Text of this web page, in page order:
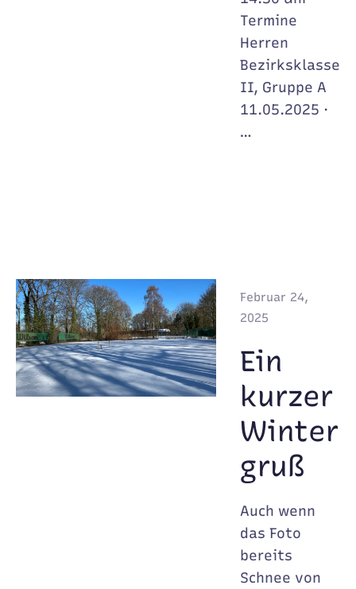
Termine
Herren
Bezirksklasse
II, Gruppe A
11.05.2025 ·
…
Februar 24,
2025
Ein
kurzer
Winter
gruß
Auch wenn
das Foto
bereits
Schnee von